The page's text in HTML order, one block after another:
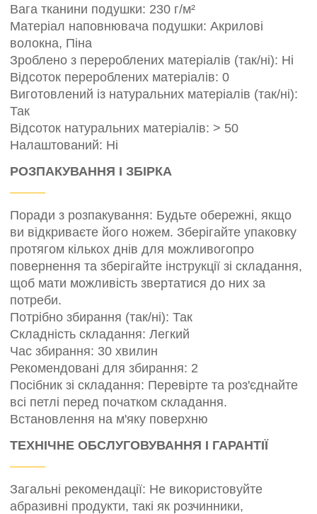
Вага тканини подушки: 230 г/м²
Матеріал наповнювача подушки: Акрилові
волокна, Піна
Зроблено з перероблених матеріалів (так/ні): Ні
Відсоток перероблених матеріалів: 0
Виготовлений із натуральних матеріалів (так/ні):
Так
Відсоток натуральних матеріалів: > 50
Налаштований: Ні
РОЗПАКУВАННЯ І ЗБІРКА
Поради з розпакування: Будьте обережні, якщо
ви відкриваєте його ножем. Зберігайте упаковку
протягом кількох днів для можливогопро
повернення та зберігайте інструкції зі складання,
щоб мати можливість звертатися до них за
потреби.
Потрібно збирання (так/ні): Так
Складність складання: Легкий
Час збирання: 30 хвилин
Рекомендовані для збирання: 2
Посібник зі складання: Перевірте та роз'єднайте
всі петлі перед початком складання.
Встановлення на м'яку поверхню
ТЕХНІЧНЕ ОБСЛУГОВУВАННЯ І ГАРАНТІЇ
Загальні рекомендації: Не використовуйте
абразивні продукти, такі як розчинники,